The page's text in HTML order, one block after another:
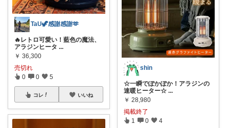
TaU🦖感謝感謝🫶
🔥レトロ可愛い！藍色の魔法、
アラジンヒータ ...
￥ 36,300
売切れ
0 0 5
コレ いいね
shin
☆一瞬でぽかぽか！アラジンの
速暖ヒーター☆ ...
￥ 28,980
掲載終了
1 0 4